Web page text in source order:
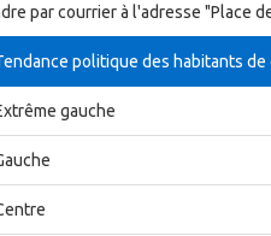
par courrier à l'adresse "Place
politique des habitants
gauche